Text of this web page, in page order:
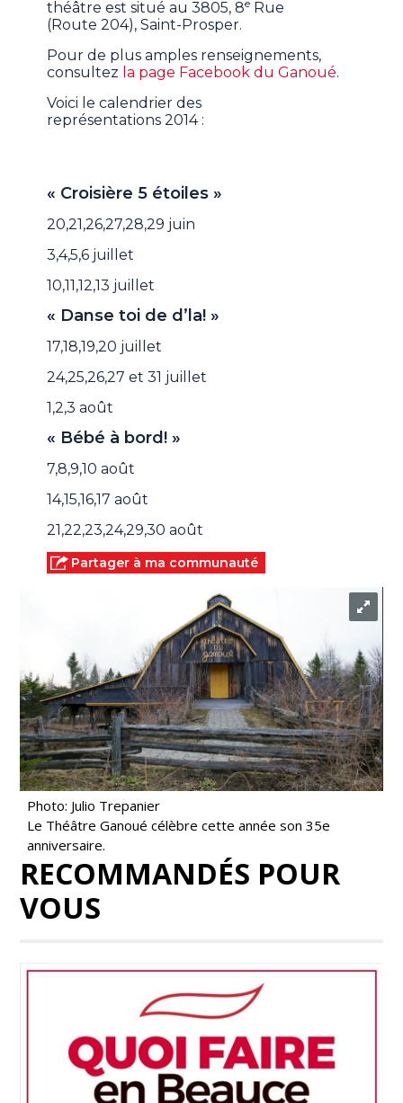
théâtre est situé au 3805, 8e Rue
(Route 204), Saint-Prosper.
Pour de plus amples renseignements,
consultez la page Facebook du Ganoué.
Voici le calendrier des
représentations 2014 :
« Croisière 5 étoiles »
20,21,26,27,28,29 juin
3,4,5,6 juillet
10,11,12,13 juillet
« Danse toi de d’la! »
17,18,19,20 juillet
24,25,26,27 et 31 juillet
1,2,3 août
« Bébé à bord! »
7,8,9,10 août
14,15,16,17 août
21,22,23,24,29,30 août
Partager à ma communauté
Photo: Julio Trepanier
Le Théâtre Ganoué célèbre cette année son 35e
anniversaire.
RECOMMANDÉS POUR
VOUS